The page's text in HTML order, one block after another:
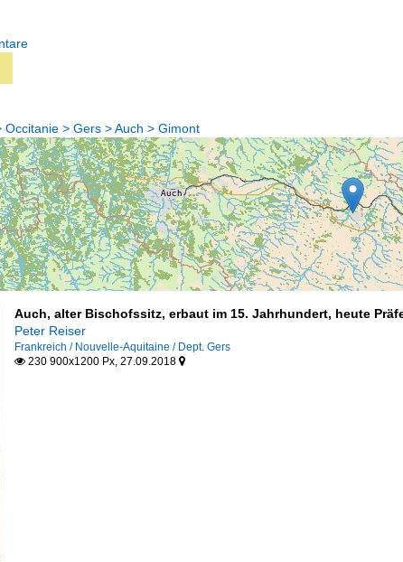
> Gers > Auch > Gimont
Auch, alter Bischofssitz, erbaut im 15. Jahrhundert, heute
Peter Reiser
Frankreich / Nouvelle-Aquitaine / Dept. Gers
230 900x1200 Px, 27.09.2018 